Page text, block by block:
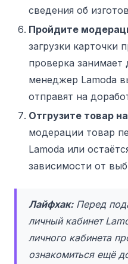
сведения об
Пройдите
загрузки карточки
проверка занимает
менеджер Lamoda
отправят на
Отгрузите товар
модерации товар
Lamoda или
зависимости от
Лайфхак:Перед
личный кабинет
личного кабинета
ознакомиться ещё